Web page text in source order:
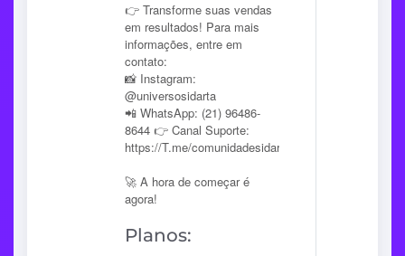
👉 Transforme suas vendas
em resultados! Para mais
informações, entre em
contato:
📸 Instagram:
@universosidarta
📲 WhatsApp: (21) 96486-
8644 👉 Canal Suporte:
https://T.me/comunidadesidarta
🚀 A hora de começar é
agora!
Planos: